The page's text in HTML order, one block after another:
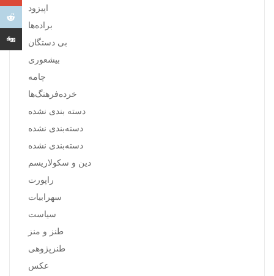
اپیزود
براده‌ها
بی دستگان
بیشعوری
چامه
خرده‌فرهنگ‌ها
دسته بندی نشده
دسته‌بندی نشده
دسته‌بندی نشده
دین و سکولاریسم
راپورت
سهرابیات
سیاست
طنز و منز
طنزپژوهی
عکس